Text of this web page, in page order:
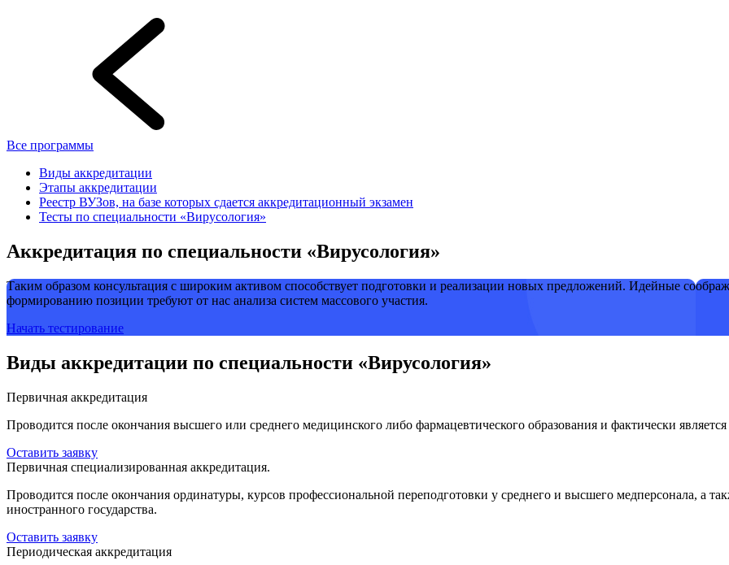
Все программы
Виды аккредитации
Этапы аккредитации
Реестр ВУЗов, на базе которых сдается аккредитационный экзамен
Тесты по специальности «Вирусология»
Аккредитация по специальности «Вирусология»
Таким образом консультация с широким активом способствует подготовки и реализации новых предложений. Идейные
формированию позиции требуют от нас анализа систем массового участия.
Начать тестирование
Виды аккредитации по специальности «Вирусология»
Первичная аккредитация
Проводится после окончания высшего или среднего медицинского либо фармацевтического образования и фактически
Оставить заявку
Первичная специализированная аккредитация.
Проводится после окончания ординатуры, курсов профессиональной переподготовки у среднего и высшего медперсонала, а
иностранного государства.
Оставить заявку
Периодическая аккредитация